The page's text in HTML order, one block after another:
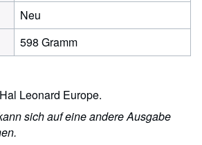
Neu
598 Gramm
Leonard Europe.
sich auf eine andere Ausgabe